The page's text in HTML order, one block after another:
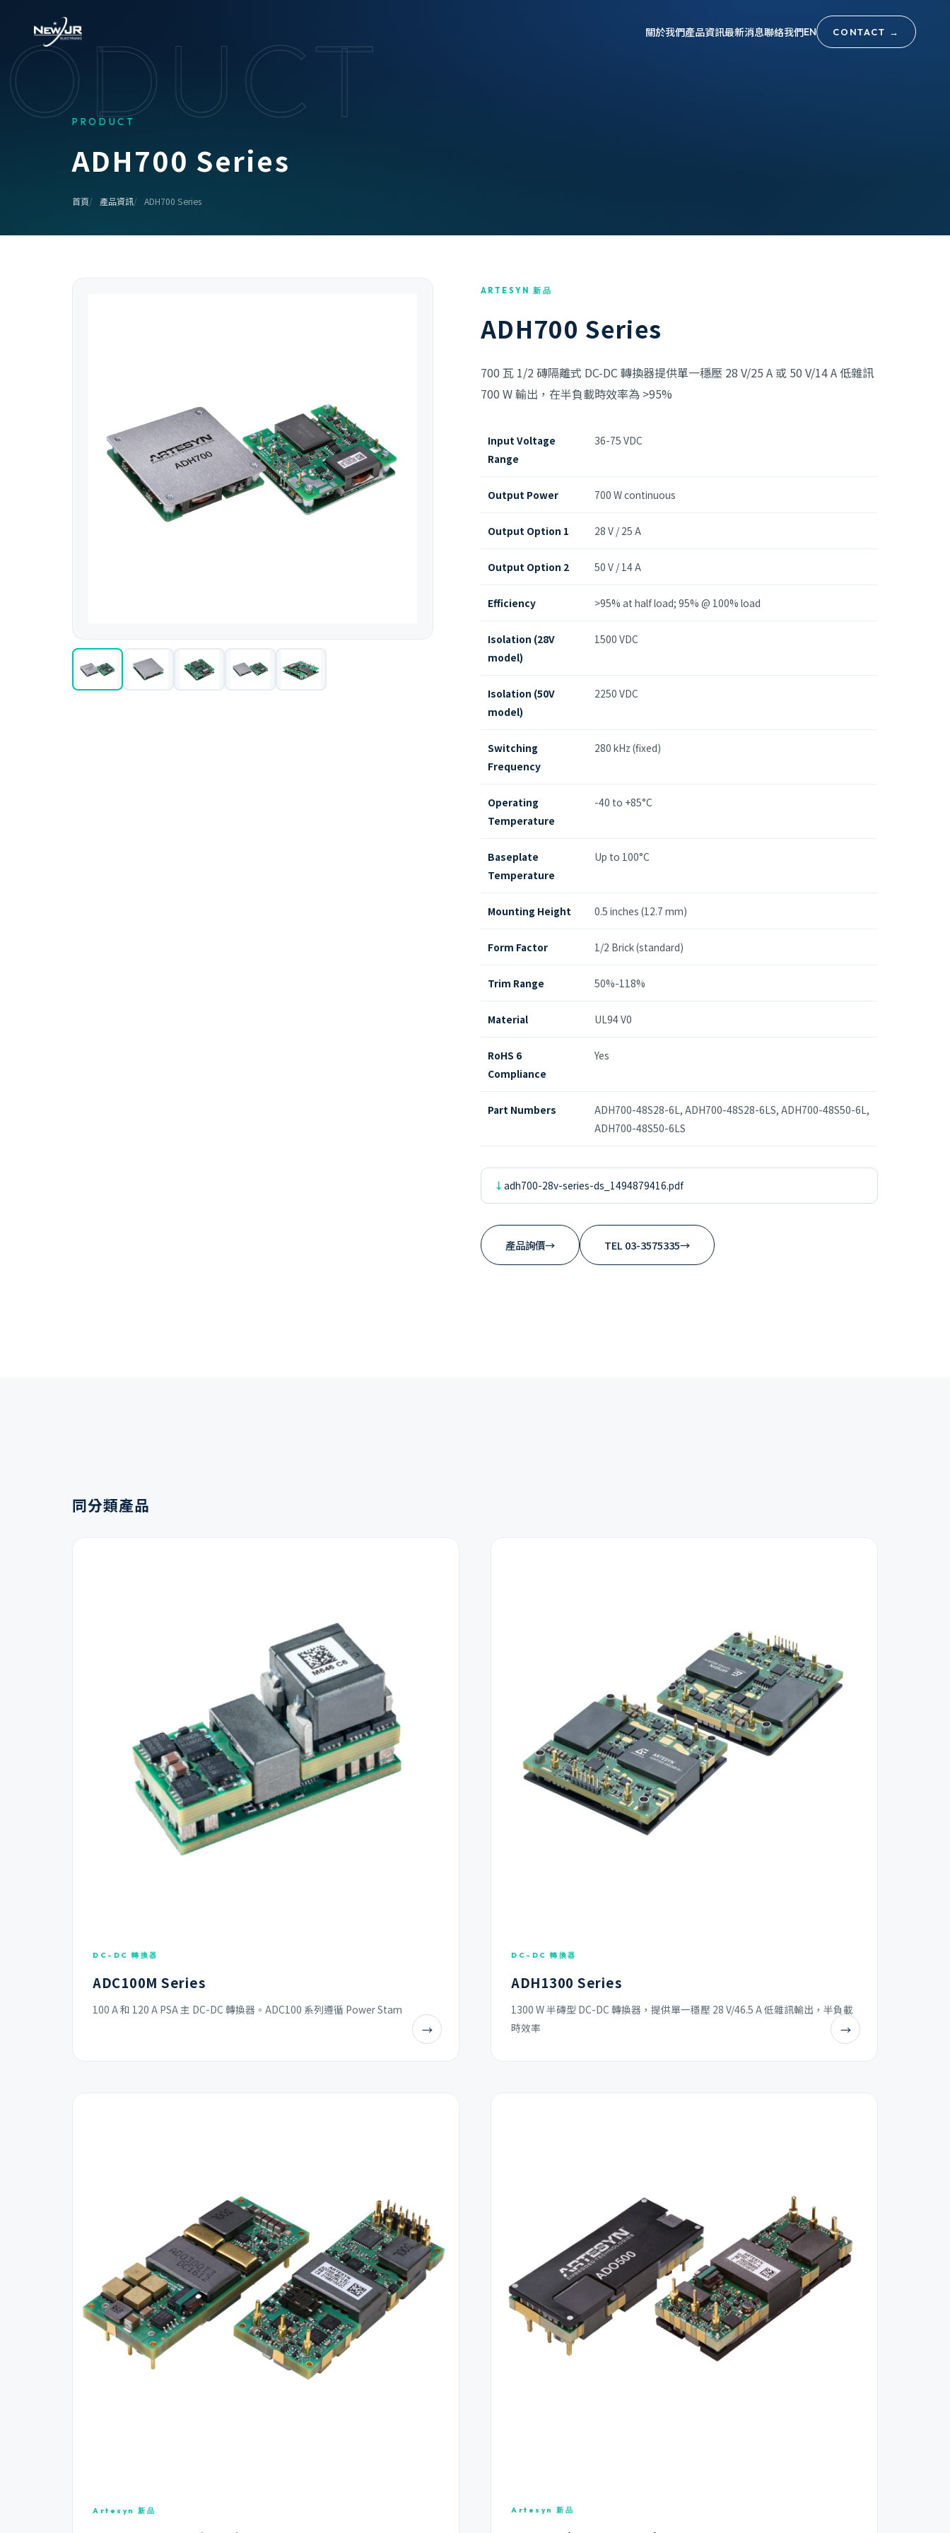
關於我們產品資訊最新消息聯絡我們EN CONTACT →
PRODUCT
ADH700 Series
首頁 產品資訊 ADH700 Series
ARTESYN 新品
ADH700 Series
700 瓦 1/2 磚隔離式 DC-DC 轉換器提供單一穩壓 28 V/25 A 或 50 V/14 A 低雜訊
700 W 輸出，在半負載時效率為 >95%
Input Voltage
Range
36-75 VDC
Output Power 700 W continuous
Output Option 1 28 V / 25 A
Output Option 2 50 V / 14 A
Efficiency >95% at half load; 95% @ 100% load
Isolation (28V
model)
1500 VDC
Isolation (50V
model)
2250 VDC
Switching
Frequency
280 kHz (fixed)
Operating
Temperature
-40 to +85°C
Baseplate
Temperature
Up to 100°C
Mounting Height 0.5 inches (12.7 mm)
Form Factor 1/2 Brick (standard)
Trim Range 50%-118%
Material UL94 V0
RoHS 6
Compliance
Yes
Part Numbers
ADH700-48S28-6L, ADH700-48S28-6LS, ADH700-48S50-6L,
ADH700-48S50-6LS
adh700-28v-series-ds_1494879416.pdf
產品詢價→ TEL 03-3575335→
同分類產品
DC-DC 轉換器
ADC100M Series
100 A 和 120 A PSA 主 DC-DC 轉換器。ADC100 系列遵循 Power Stam
→
DC-DC 轉換器
ADH1300 Series
1300 W 半磚型 DC-DC 轉換器，提供單一穩壓 28 V/46.5 A 低雜訊輸出，半負載
時效率
→
Artesyn 新品 Artesyn 新品